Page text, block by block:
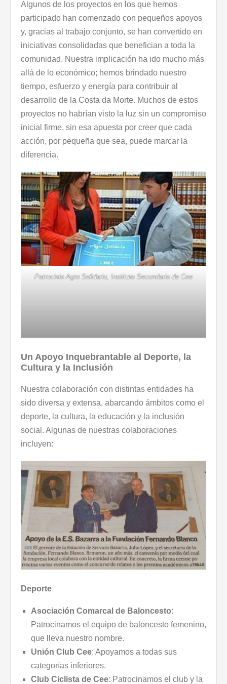
Algunos de los proyectos en los que hemos
participado han comenzado con pequeños apoyos
y, gracias al trabajo conjunto, se han convertido en
iniciativas consolidadas que benefician a toda la
comunidad. Nuestra implicación ha ido mucho más
allá de lo económico; hemos brindado nuestro
tiempo, esfuerzo y energía para contribuir al
desarrollo de la Costa da Morte. Muchos de estos
proyectos no habrían visto la luz sin un compromiso
inicial firme, sin esa apuesta por creer que cada
acción, por pequeña que sea, puede marcar la
diferencia.
Patrocinio Agro Solidario, Instituto Secundario de Cee
Un Apoyo Inquebrantable al Deporte, la
Cultura y la Inclusión
Nuestra colaboración con distintas entidades ha
sido diversa y extensa, abarcando ámbitos como el
deporte, la cultura, la educación y la inclusión
social. Algunas de nuestras colaboraciones
incluyen:
Deporte
Asociación Comarcal de Baloncesto:
Patrocinamos el equipo de baloncesto femenino,
que lleva nuestro nombre.
Unión Club Cee: Apoyamos a todas sus
categorías inferiores.
Club Ciclista de Cee: Patrocinamos el club y la